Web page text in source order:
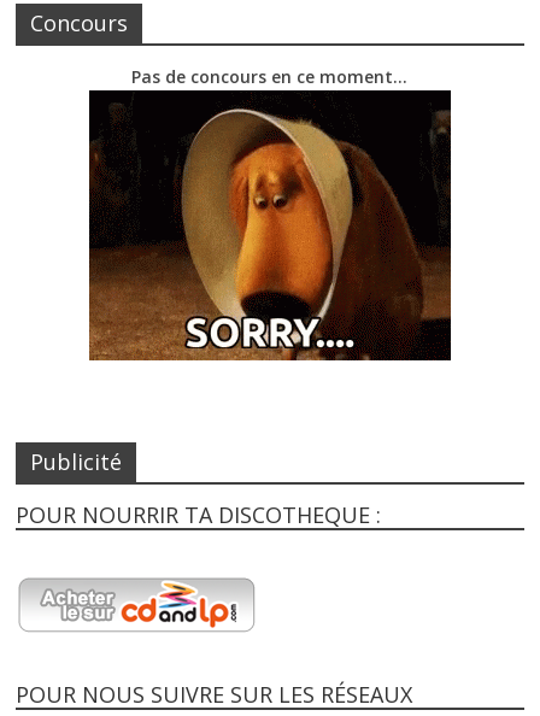
Concours
Pas de concours en ce moment…
Publicité
POUR NOURRIR TA DISCOTHEQUE :
POUR NOUS SUIVRE SUR LES RÉSEAUX